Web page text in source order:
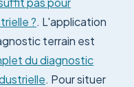
?. L'application
terrain est
du diagnostic
. Pour situer